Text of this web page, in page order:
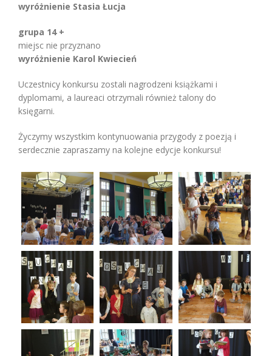
wyróżnienie Stasia Łucja
grupa 14 +
miejsc nie przyznano
wyróżnienie Karol Kwiecień
Uczestnicy konkursu zostali nagrodzeni książkami i
dyplomami, a laureaci otrzymali również talony do
księgarni.
Życzymy wszystkim kontynuowania przygody z poezją i
serdecznie zapraszamy na kolejne edycje konkursu!